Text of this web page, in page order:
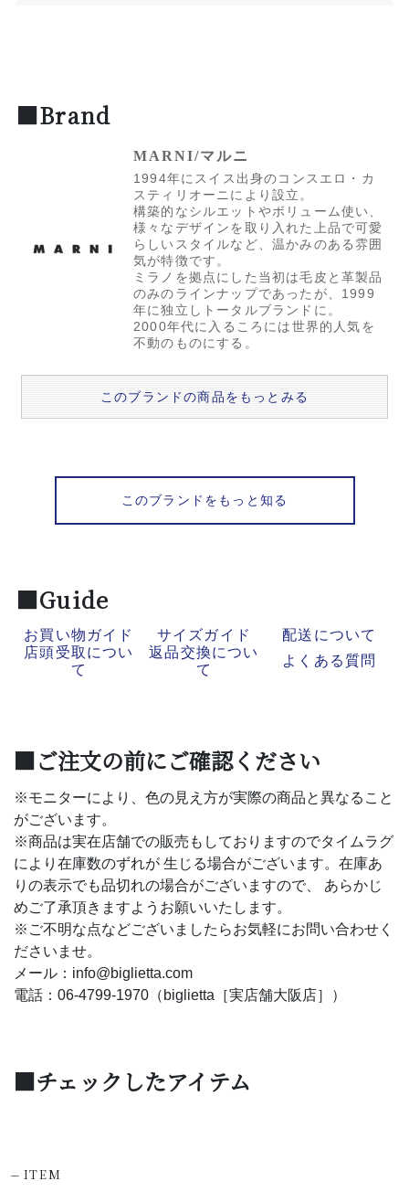
■Brand
MARNI/マルニ
1994年にスイス出身のコンスエロ・カ
スティリオーニにより設立。
構築的なシルエットやボリューム使い、
様々なデザインを取り入れた上品で可愛
らしいスタイルなど、温かみのある雰囲
気が特徴です。
ミラノを拠点にした当初は毛皮と革製品
のみのラインナップであったが、1999
年に独立しトータルブランドに。
2000年代に入るころには世界的人気を
不動のものにする。
このブランドの商品をもっとみる
このブランドをもっと知る
■Guide
お買い物ガイド サイズガイド
配送について
店頭受取につい
て
返品交換につい
て
よくある質問
■ご注文の前にご確認ください
※モニターにより、色の見え方が実際の商品と異なること
がございます。
※商品は実在店舗での販売もしておりますのでタイムラグ
により在庫数のずれが 生じる場合がございます。在庫あ
りの表示でも品切れの場合がございますので、 あらかじ
めご了承頂きますようお願いいたします。
※ご不明な点などございましたらお気軽にお問い合わせく
ださいませ。
メール：info@biglietta.com
電話：06-4799-1970（biglietta［実店舗大阪店］）
■チェックしたアイテム
-ITEM